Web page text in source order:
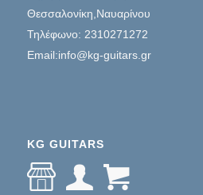
Θεσσαλονίκη,Ναυαρίνου
Τηλέφωνο: 2310271272
Email:info@kg-guitars.gr
KG GUITARS